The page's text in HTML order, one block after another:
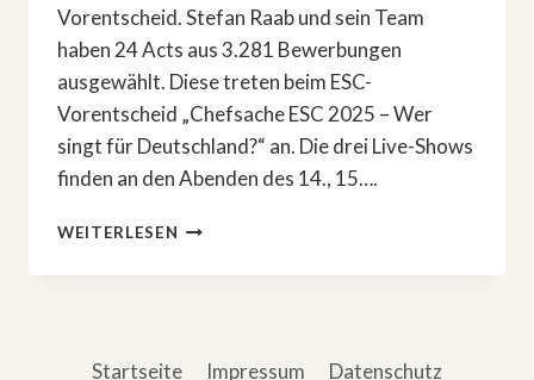
Vorentscheid. Stefan Raab und sein Team
haben 24 Acts aus 3.281 Bewerbungen
ausgewählt. Diese treten beim ESC-
Vorentscheid „Chefsache ESC 2025 – Wer
singt für Deutschland?“ an. Die drei Live-Shows
finden an den Abenden des 14., 15….
WEITERLESEN DAS
DIE
FÜR
Startseite Impressum Datenschutz